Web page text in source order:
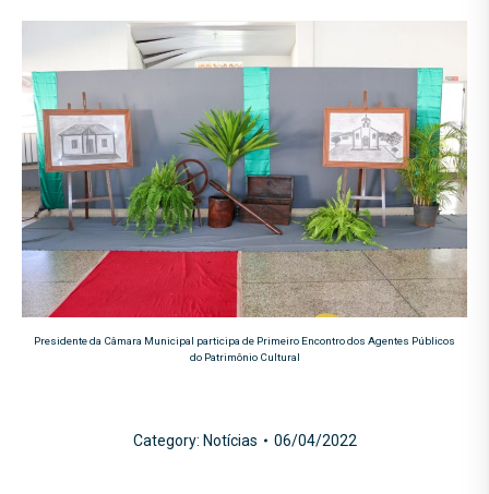
Presidente da Câmara Municipal participa de Primeiro Encontro dos Agentes Públicos
do Patrimônio Cultural
Category: Notícias 06/04/2022